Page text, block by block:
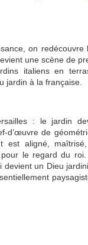
on redécouvre
une scène de
italiens en
jardin à la française.
: le jardin
d’œuvre de
est aligné,
le regard du
devient un Dieu